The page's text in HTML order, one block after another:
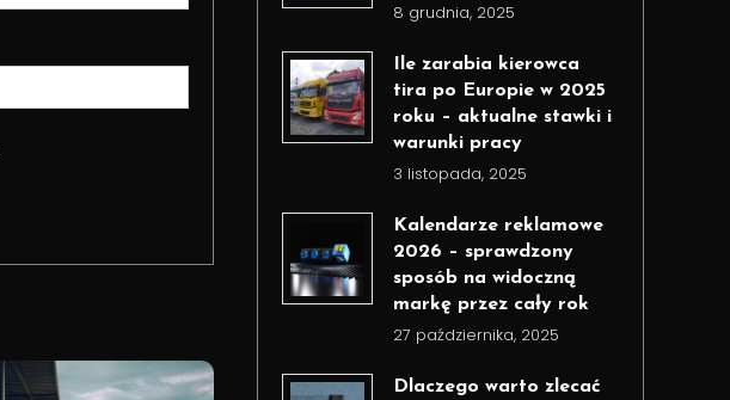
8 grudnia, 2025
Ile zarabia kierowca
tira po Europie w 2025
roku – aktualne stawki i
warunki pracy
3 listopada, 2025
Kalendarze reklamowe
2026 – sprawdzony
sposób na widoczną
markę przez cały rok
27 października, 2025
Dlaczego warto zlecać